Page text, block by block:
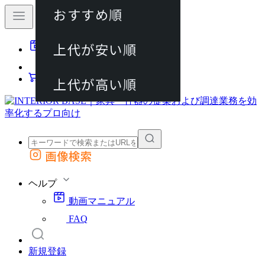
動画マニュアル
カート
外部サイトの商品をカートに追加
画像検索
ヘルプ
動画マニュアル
FAQ
新規登録
おすすめ順
上代が安い順
上代が高い順